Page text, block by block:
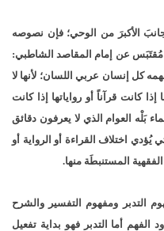
الأكبرَ من الوحي؛ فإن نصوصه
مُقتَبَس عن إمام المقاصد الشاطبي:
كل إنسان عربي اللسان؛ لأنها لا
كانت قرآناً أو رواياتها إذا كانت
بَلْه العوام الذي لا يعرفون دقائق
يُؤدي اختلاف القراءة أو الرواية أو
الفقهية المستنبطَة منها.
التدبر ومفهوم التفسير والشرح
الفهم أما التدبر فهو بداية تفعيل